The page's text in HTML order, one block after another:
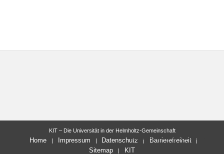
letzte Änderung: 15.03.2018
KIT – Die Universität in der Helmholtz-Gemeinschaft
Home Impressum Datenschutz
Barrierefreiheit
Sitemap
KIT